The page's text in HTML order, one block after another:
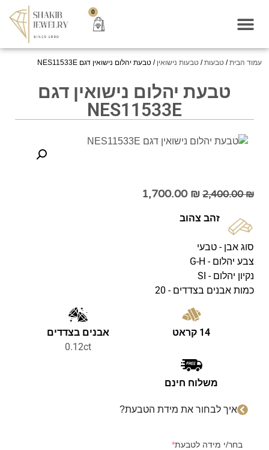
0
עמוד הבית/ טבעות/ טבעות נישואין / טבעת יהלום נישואין דגם NES11533E
טבעת יהלום נישואין דגם
NES11533E
2,400.00₪
1,700.00 ₪
זהב צהוב
סוג אבן - טבעי
צבע יהלום - G-H
נקיון יהלום - SI
כמות אבנים בצדדים - 20
14 קראט
אבנים בצדדים
0.12ct
משלוח חינם
איך לבחור את מידת הטבעת?
בחר/י מידה לטבעת*